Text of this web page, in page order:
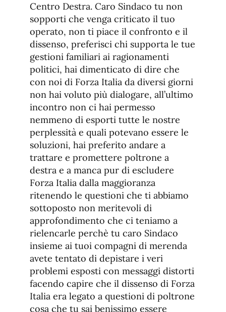
Centro Destra. Caro Sindaco tu non
sopporti che venga criticato il tuo
operato, non ti piace il confronto e il
dissenso, preferisci chi supporta le tue
gestioni familiari ai ragionamenti
politici, hai dimenticato di dire che
con noi di Forza Italia da diversi giorni
non hai voluto più dialogare, all’ultimo
incontro non ci hai permesso
nemmeno di esporti tutte le nostre
perplessità e quali potevano essere le
soluzioni, hai preferito andare a
trattare e promettere poltrone a
destra e a manca pur di escludere
Forza Italia dalla maggioranza
ritenendo le questioni che ti abbiamo
sottoposto non meritevoli di
approfondimento che ci teniamo a
rielencarle perchè tu caro Sindaco
insieme ai tuoi compagni di merenda
avete tentato di depistare i veri
problemi esposti con messaggi distorti
facendo capire che il dissenso di Forza
Italia era legato a questioni di poltrone
cosa che tu sai benissimo essere